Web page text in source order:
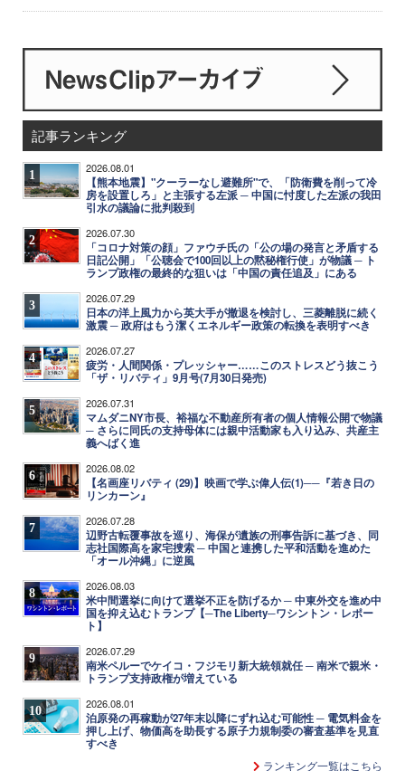
記事ランキング
1 2026.08.01
【熊本地震】"クーラーなし避難所"で、「防衛費を削って冷
房を設置しろ」と主張する左派 ─ 中国に忖度した左派の我田
引水の議論に批判殺到
2 2026.07.30
「コロナ対策の顔」ファウチ氏の「公の場の発言と矛盾する
日記公開」「公聴会で100回以上の黙秘権行使」が物議 ─ ト
ランプ政権の最終的な狙いは「中国の責任追及」にある
3 2026.07.29
日本の洋上風力から英大手が撤退を検討し、三菱離脱に続く
激震 ─ 政府はもう潔くエネルギー政策の転換を表明すべき
4 2026.07.27
疲労・人間関係・プレッシャー……このストレスどう抜こう
「ザ・リバティ」9月号(7月30日発売)
5 2026.07.31
マムダニNY市長、裕福な不動産所有者の個人情報公開で物議
─ さらに同氏の支持母体には親中活動家も入り込み、共産主
義へばく進
6 2026.08.02
【名画座リバティ (29)】映画で学ぶ偉人伝(1)──『若き日の
リンカーン』
7 2026.07.28
辺野古転覆事故を巡り、海保が遺族の刑事告訴に基づき、同
志社国際高を家宅捜索 ─ 中国と連携した平和活動を進めた
「オール沖縄」に逆風
8 2026.08.03
米中間選挙に向けて選挙不正を防げるか ─ 中東外交を進め中
国を抑え込むトランプ【─The Liberty─ワシントン・レポー
ト】
9 2026.07.29
南米ペルーでケイコ・フジモリ新大統領就任 ─ 南米で親米・
トランプ支持政権が増えている
10 2026.08.01
泊原発の再稼動が27年末以降にずれ込む可能性 ─ 電気料金を
押し上げ、物価高を助長する原子力規制委の審査基準を見直
すべき
ランキング一覧はこちら